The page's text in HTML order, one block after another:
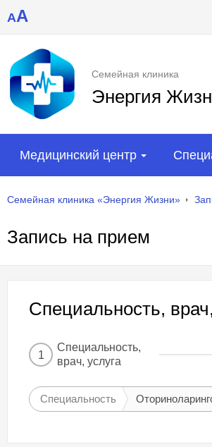
AA
Семейная клиника
Энергия
Медицинский центр
Семейная клиника «Энергия Жизни»
Запись на прием
Специальность,
1
Специальность,
врач, услуга
Специальность